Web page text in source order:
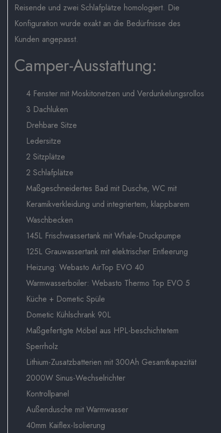
Reisende und zwei Schlafplätze homologiert. Die
Konfiguration wurde exakt an die Bedürfnisse des
Kunden angepasst.
Camper-Ausstattung:
4 Fenster mit Moskitonetzen und Verdunkelungsrollos
3 Dachluken
Drehbare Sitze
Ledersitze
2 Sitzplätze
2 Schlafplätze
Maßgeschneidertes Bad mit Dusche, WC mit
Keramikverkleidung und integriertem, klappbarem
Waschbecken
145L Frischwassertank mit Whale-Druckpumpe
125L Grauwassertank mit elektrischer Entleerung
Heizung: Webasto AirTop EVO 40
Warmwasserboiler: Webasto Thermo Top EVO 5
Küche + Dometic Spüle
Dometic Kühlschrank 90L
Maßgefertigte Möbel aus HPL-beschichtetem
Sperrholz
Lithium-Zusatzbatterien mit 300Ah Gesamtkapazität
2000W Sinus-Wechselrichter
Kontrollpanel
Außendusche mit Warmwasser
40mm Kaiflex-Isolierung